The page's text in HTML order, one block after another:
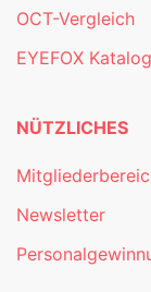
OCT-Vergleich
EYEFOX Katalog
NÜTZLICHES
Newsletter